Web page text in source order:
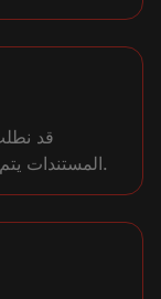
قد
المستندات يتم اونلاين لضمان أمان الحساب والسحوبات.